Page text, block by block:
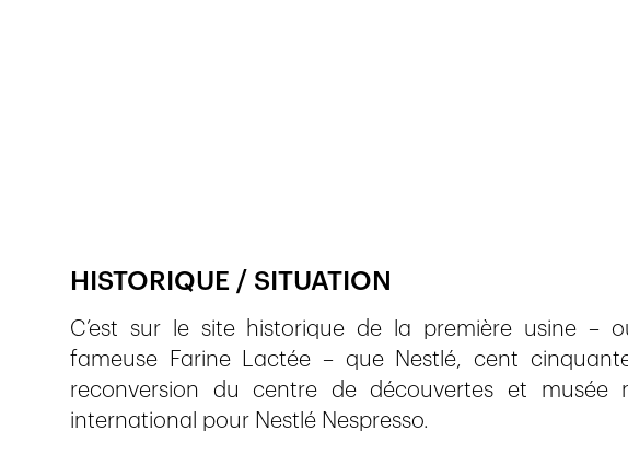
HISTORIQUE / SITUATION
C’est sur le site historique de la première usine –
fameuse Farine Lactée – que Nestlé, cent
reconversion du centre de découvertes et musée
international pour Nestlé Nespresso.